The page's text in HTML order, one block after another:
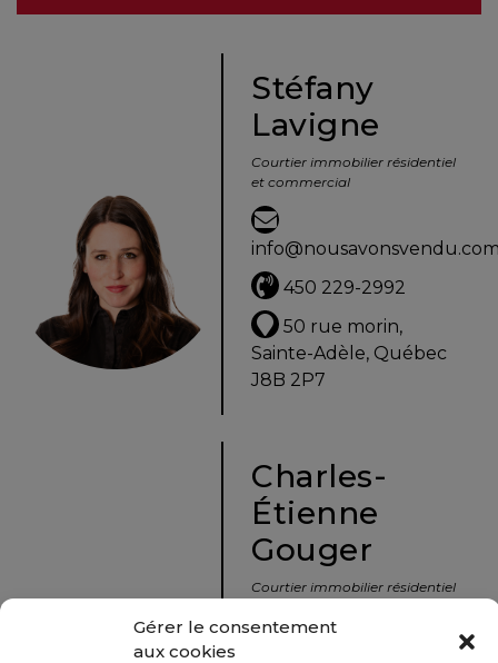
Gérer le consentement
aux cookies
Évaluation
Avec
un
immobilier
Stéfany
Lavigne
Courtier immobilier résidentiel
et commercial
450 229-2992
50 rue morin,
Sainte-Adèle, Québec
J8B 2P7
Charles-
Étienne
Gouger
Courtier immobilier résidentiel